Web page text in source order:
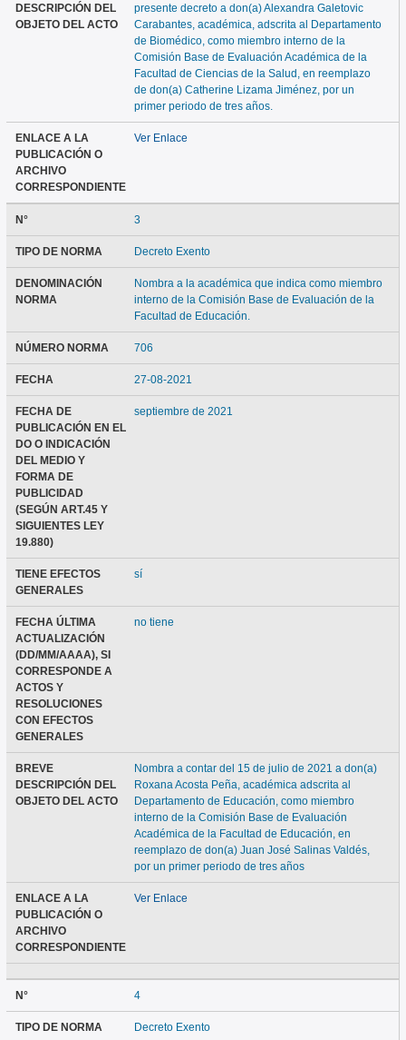
DESCRIPCIÓN DEL
OBJETO DEL ACTO
presente decreto a don(a) Alexandra Galetovic
Carabantes, académica, adscrita al Departamento
de Biomédico, como miembro interno de la
Comisión Base de Evaluación Académica de la
Facultad de Ciencias de la Salud, en reemplazo
de don(a) Catherine Lizama Jiménez, por un
primer periodo de tres años.
ENLACE A LA
PUBLICACIÓN O
ARCHIVO
CORRESPONDIENTE
Ver Enlace
N° 3
TIPO DE NORMA Decreto Exento
DENOMINACIÓN
NORMA
Nombra a la académica que indica como miembro
interno de la Comisión Base de Evaluación de la
Facultad de Educación.
NÚMERO NORMA 706
FECHA 27-08-2021
FECHA DE
PUBLICACIÓN EN EL
DO O INDICACIÓN
DEL MEDIO Y
FORMA DE
PUBLICIDAD
(SEGÚN ART.45 Y
SIGUIENTES LEY
19.880)
septiembre de 2021
TIENE EFECTOS
GENERALES
sí
FECHA ÚLTIMA
ACTUALIZACIÓN
(DD/MM/AAAA), SI
CORRESPONDE A
ACTOS Y
RESOLUCIONES
CON EFECTOS
GENERALES
no tiene
BREVE
DESCRIPCIÓN DEL
OBJETO DEL ACTO
Nombra a contar del 15 de julio de 2021 a don(a)
Roxana Acosta Peña, académica adscrita al
Departamento de Educación, como miembro
interno de la Comisión Base de Evaluación
Académica de la Facultad de Educación, en
reemplazo de don(a) Juan José Salinas Valdés,
por un primer periodo de tres años
ENLACE A LA
PUBLICACIÓN O
ARCHIVO
CORRESPONDIENTE
Ver Enlace
N° 4
TIPO DE NORMA Decreto Exento